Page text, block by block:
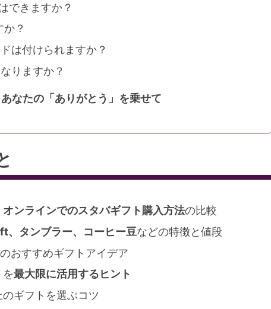
できますか？
？
は付けられますか？
りますか？
なたの「ありがとう」を乗せて
ンラインでのスタバギフト購入方法の比較
、タンブラー、コーヒー豆などの特徴と値段
おすすめギフトアイデア
最大限に活用するヒント
ギフトを選ぶコツ